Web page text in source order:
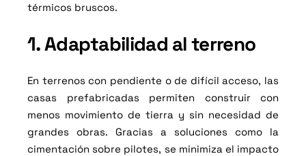
térmicos bruscos.
1. Adaptabilidad al terreno
En terrenos con pendiente o de difícil acceso, las
casas prefabricadas permiten construir con
menos movimiento de tierra y sin necesidad de
grandes obras. Gracias a soluciones como la
cimentación sobre pilotes, se minimiza el impacto